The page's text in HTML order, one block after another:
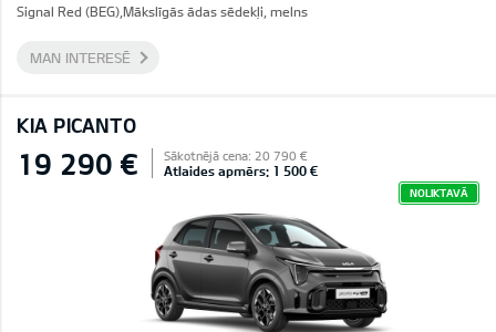
Signal Red (BEG),Mākslīgās ādas sēdekļi, melns
MAN INTERESĒ
KIA PICANTO
19 290 € Sākotnējā cena: 20 790 €
Atlaides apmērs: 1 500 €
NOLIKTAVĀ